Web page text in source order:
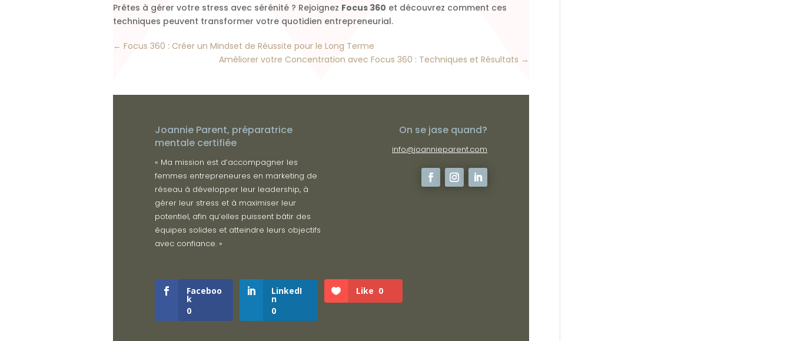
Prêtes à gérer votre stress avec sérénité ? Rejoignez Focus 360 et découvrez comment ces
techniques peuvent transformer votre quotidien entrepreneurial.
← Focus 360 : Créer un Mindset de Réussite pour le Long Terme
Améliorer votre Concentration avec Focus 360 : Techniques et Résultats →
Joannie Parent, préparatrice
mentale certifiée
« Ma mission est d’accompagner les
femmes entrepreneures en marketing de
réseau à développer leur leadership, à
gérer leur stress et à maximiser leur
potentiel, afin qu’elles puissent bâtir des
équipes solides et atteindre leurs objectifs
avec confiance. »
On se jase quand?
info@joannieparent.com
Faceboo
k
0
LinkedI
n
0
Like 0